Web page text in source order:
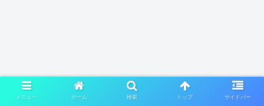
メニュー ホーム 検索 トップ サイドバー